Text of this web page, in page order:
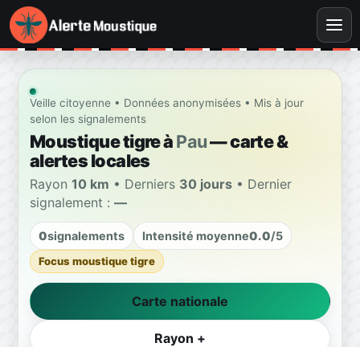
Veille citoyenne • Données anonymisées • Mis à jour
selon les signalements
Moustique tigre àPau— carte &
alertes locales
Rayon 10 km • Derniers 30 jours • Dernier
signalement : —
0signalements Intensité moyenne0.0/5
Focus moustique tigre
Carte nationale
Rayon +